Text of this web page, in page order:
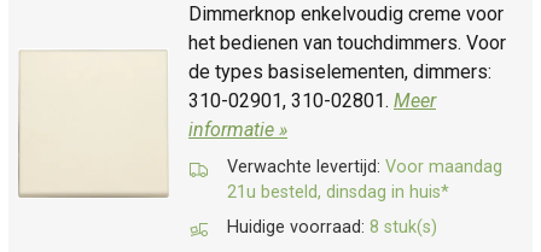
Dimmerknop enkelvoudig creme voor
het bedienen van touchdimmers. Voor
de types basiselementen, dimmers:
310-02901, 310-02801. Meer
informatie »
Verwachte levertijd: Voor maandag
21u besteld, dinsdag in huis*
Huidige voorraad: 8 stuk(s)